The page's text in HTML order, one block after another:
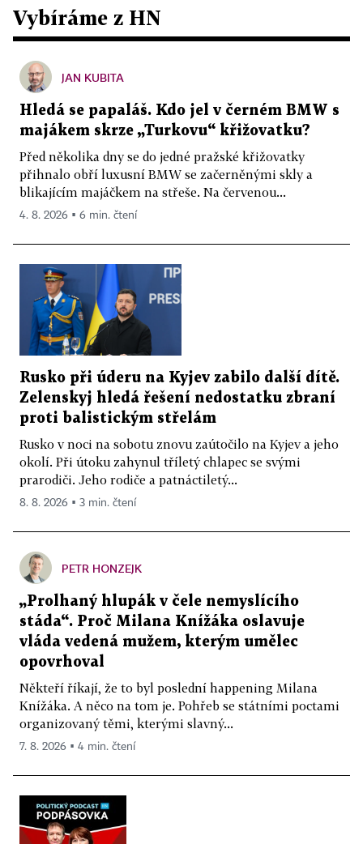
Vybíráme z HN
JAN KUBITA
Hledá se papaláš. Kdo jel v černém BMW s
majákem skrze „Turkovu“ křižovatku?
Před několika dny se do jedné pražské křižovatky
přihnalo obří luxusní BMW se začerněnými skly a
blikajícím majáčkem na střeše. Na červenou...
4. 8. 2026 ▪ 6 min. čtení
Rusko při úderu na Kyjev zabilo další dítě.
Zelenskyj hledá řešení nedostatku zbraní
proti balistickým střelám
Rusko v noci na sobotu znovu zaútočilo na Kyjev a jeho
okolí. Při útoku zahynul tříletý chlapec se svými
prarodiči. Jeho rodiče a patnáctiletý...
8. 8. 2026 ▪ 3 min. čtení
PETR HONZEJK
„Prolhaný hlupák v čele nemyslícího
stáda“. Proč Milana Knížáka oslavuje
vláda vedená mužem, kterým umělec
opovrhoval
Někteří říkají, že to byl poslední happening Milana
Knížáka. A něco na tom je. Pohřeb se státními poctami
organizovaný těmi, kterými slavný...
7. 8. 2026 ▪ 4 min. čtení